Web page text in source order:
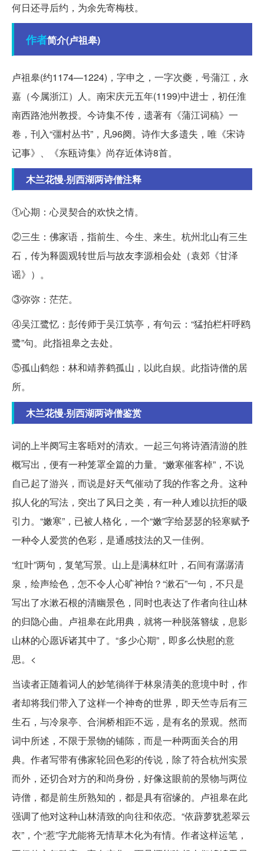
何日还寻后约，为余先寄梅枝。
作者简介(卢祖皋)
卢祖皋(约1174—1224)，字申之，一字次夔，号蒲江，永
嘉（今属浙江）人。南宋庆元五年(1199)中进士，初任淮
南西路池州教授。今诗集不传，遗著有《蒲江词稿》一
卷，刊入“彊村丛书”，凡96阕。诗作大多遗失，唯《宋诗
记事》、《东瓯诗集》尚存近体诗8首。
木兰花慢·别西湖两诗僧注释
①心期：心灵契合的欢快之情。
②三生：佛家语，指前生、今生、来生。杭州北山有三生
石，传为释圆观转世后与故友李源相会处（袁郊《甘泽
谣》）。
③弥弥：茫茫。
④吴江鹭忆：彭传师于吴江筑亭，有句云：“猛拍栏杆呼鸥
鹭”句。此指祖皋之去处。
⑤孤山鹤怨：林和靖养鹤孤山，以此自娱。此指诗僧的居
所。
木兰花慢·别西湖两诗僧鉴赏
词的上半阕写主客晤对的清欢。一起三句将诗酒清游的胜
概写出，便有一种笼罩全篇的力量。“嫩寒催客棹”，不说
自己起了游兴，而说是好天气催动了我的作客之舟。这种
拟人化的写法，突出了风日之美，有一种人难以抗拒的吸
引力。“嫩寒”，已被人格化，一个“嫩”字给瑟瑟的轻寒赋予
一种令人爱赏的色彩，是通感技法的又一佳例。
“红叶”两句，复笔写景。山上是满林红叶，石间有潺潺清
泉，绘声绘色，怎不令人心旷神怡？“漱石”一句，不只是
写出了水漱石根的清幽景色，同时也表达了作者向往山林
的归隐心曲。卢祖皋在此用典，就将一种脱落簪绂，息影
山林的心愿诉诸其中了。“多少心期”，即多么快慰的意
思。<
当读者正随着词人的妙笔徜徉于林泉清美的意境中时，作
者却将我们带入了这样一个神奇的世界，即天竺寺后有三
生石，与冷泉亭、合涧桥相距不远，是有名的景观。然而
词中所述，不限于景物的铺陈，而是一种两面关合的用
典。作者写带有佛家轮回色彩的传说，除了符合杭州实景
而外，还切合对方的和尚身份，好像这眼前的景物与两位
诗僧，都是前生所熟知的，都是具有宿缘的。卢祖皋在此
强调了他对这种山林清致的向往和依恋。“依薜萝犹惹翠云
衣”，个“惹”字尤能将无情草木化为有情。作者这样运笔，